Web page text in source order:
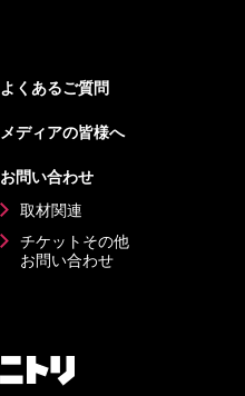
よくあるご質問
メディアの皆様へ
お問い合わせ
取材関連
チケットその他
お問い合わせ